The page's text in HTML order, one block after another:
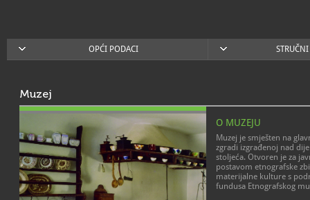
OPĆI PODACI
Muzej
O MUZEJU
Muzej je smješten na
zgradi izgrađenoj nad
stoljeća. Otvoren je za
postavom etnografske
materijalne kulture s
fundusa Etnografskog